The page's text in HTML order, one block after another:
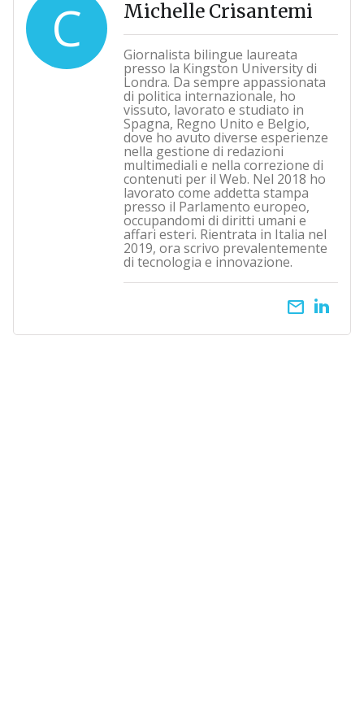
C Michelle Crisantemi
Giornalista bilingue laureata
presso la Kingston University di
Londra. Da sempre appassionata
di politica internazionale, ho
vissuto, lavorato e studiato in
Spagna, Regno Unito e Belgio,
dove ho avuto diverse esperienze
nella gestione di redazioni
multimediali e nella correzione di
contenuti per il Web. Nel 2018 ho
lavorato come addetta stampa
presso il Parlamento europeo,
occupandomi di diritti umani e
affari esteri. Rientrata in Italia nel
2019, ora scrivo prevalentemente
di tecnologia e innovazione.
email